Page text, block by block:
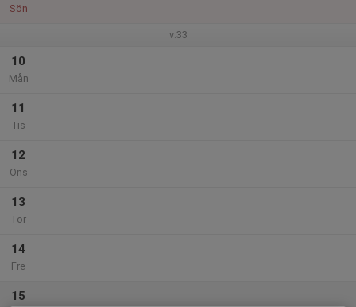
Sön
v.33
10
Mån
11
Tis
12
Ons
13
Tor
14
Fre
15